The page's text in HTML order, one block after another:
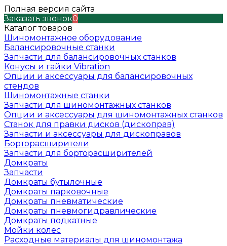
Полная версия сайта
Заказать звонок0
Каталог товаров
Шиномонтажное оборудование
Балансировочные станки
Запчасти для балансировочных станков
Конусы и гайки Vibration
Опции и аксессуары для балансировочных
стендов
Шиномонтажные станки
Запчасти для шиномонтажных станков
Опции и аксессуары для шиномонтажных станков
Станок для правки дисков (дископрав)
Запчасти и аксессуары для дископравов
Борторасширители
Запчасти для борторасширителей
Домкраты
Запчасти
Домкраты бутылочные
Домкраты парковочные
Домкраты пневматические
Домкраты пневмогидравлические
Домкраты подкатные
Мойки колес
Расходные материалы для шиномонтажа